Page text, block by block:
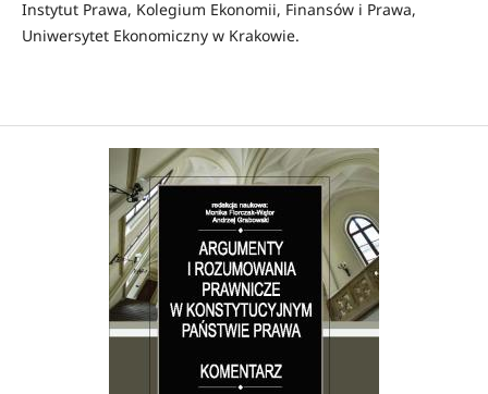
Instytut Prawa, Kolegium Ekonomii, Finansów i Prawa,
Uniwersytet Ekonomiczny w Krakowie.